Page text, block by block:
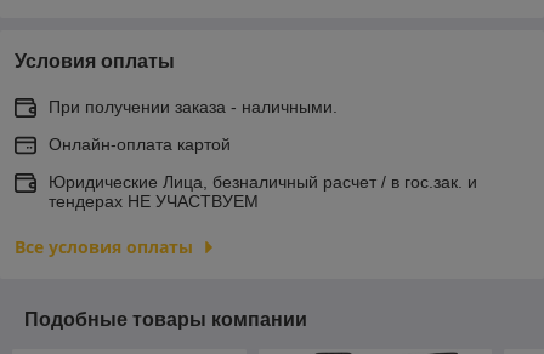
Условия оплаты
При получении заказа - наличными.
Онлайн-оплата картой
Юридические Лица, безналичный расчет / в гос.зак. и
тендерах НЕ УЧАСТВУЕМ
Все условия оплаты
Подобные товары компании